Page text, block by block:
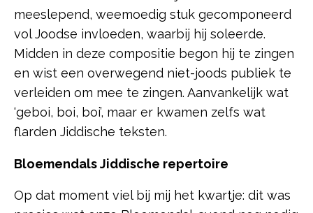
meeslepend, weemoedig stuk gecomponeerd
vol Joodse invloeden, waarbij hij soleerde.
Midden in deze compositie begon hij te zingen
en wist een overwegend niet-joods publiek te
verleiden om mee te zingen. Aanvankelijk wat
‘geboi, boi, boi’, maar er kwamen zelfs wat
flarden Jiddische teksten.
Bloemendals Jiddische repertoire
Op dat moment viel bij mij het kwartje: dit was